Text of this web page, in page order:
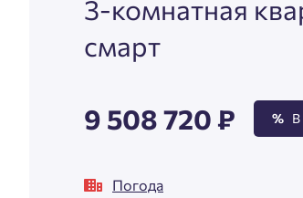
3-комнатная
смарт
9 508 720 ₽ % В
Погода